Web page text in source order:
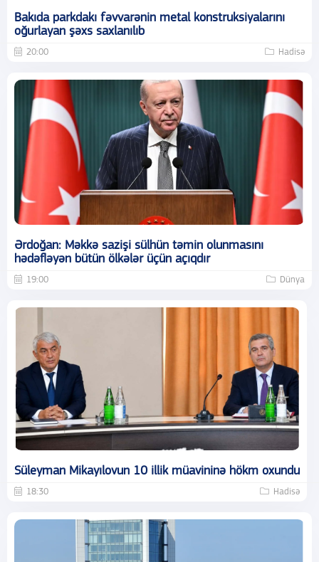
Bakıda parkdakı fəvvarənin metal konstruksiyalarını
oğurlayan şəxs saxlanılıb
20:00 Hadisə
Ərdoğan: Məkkə sazişi sülhün təmin olunmasını
hədəfləyən bütün ölkələr üçün açıqdır
19:00 Dünya
Süleyman Mikayılovun 10 illik müavininə hökm oxundu
18:30 Hadisə